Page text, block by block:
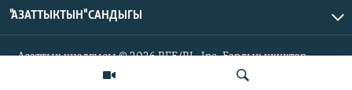
"АЗАТТЫКТЫН" САНДЫГЫ
Азаттык үналгысы © 2026 RFE/RL, Inc. Бардык укуктар